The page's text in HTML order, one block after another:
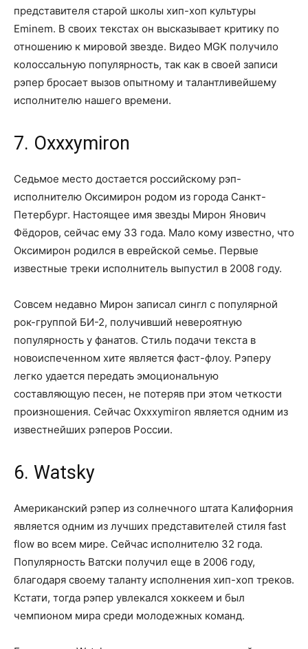
представителя старой школы хип-хоп культуры
Eminem. В своих текстах он высказывает критику по
отношению к мировой звезде. Видео MGK получило
колоссальную популярность, так как в своей записи
рэпер бросает вызов опытному и талантливейшему
исполнителю нашего времени.
7. Oxxxymiron
Седьмое место достается российскому рэп-
исполнителю Оксимирон родом из города Санкт-
Петербург. Настоящее имя звезды Мирон Янович
Фёдоров, сейчас ему 33 года. Мало кому известно, что
Оксимирон родился в еврейской семье. Первые
известные треки исполнитель выпустил в 2008 году.
Совсем недавно Мирон записал сингл с популярной
рок-группой БИ-2, получивший невероятную
популярность у фанатов. Стиль подачи текста в
новоиспеченном хите является фаст-флоу. Рэперу
легко удается передать эмоциональную
составляющую песен, не потеряв при этом четкости
произношения. Сейчас Oxxxymiron является одним из
известнейших рэперов России.
6. Watsky
Американский рэпер из солнечного штата Калифорния
является одним из лучших представителей стиля fast
flow во всем мире. Сейчас исполнителю 32 года.
Популярность Ватски получил еще в 2006 году,
благодаря своему таланту исполнения хип-хоп треков.
Кстати, тогда рэпер увлекался хоккеем и был
чемпионом мира среди молодежных команд.